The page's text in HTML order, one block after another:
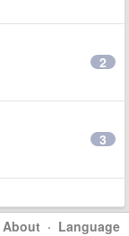
2
3
About · Language